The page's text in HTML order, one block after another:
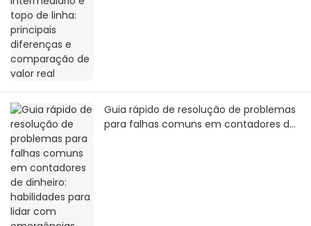
Guia rápido de resolução de problemas
para falhas comuns em contadores de